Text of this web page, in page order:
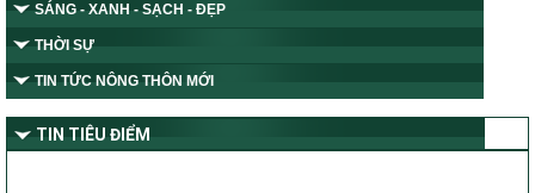
SÁNG - XANH - SẠCH - ĐẸP
THỜI SỰ
TIN TỨC NÔNG THÔN MỚI
TIN TIÊU ĐIỂM